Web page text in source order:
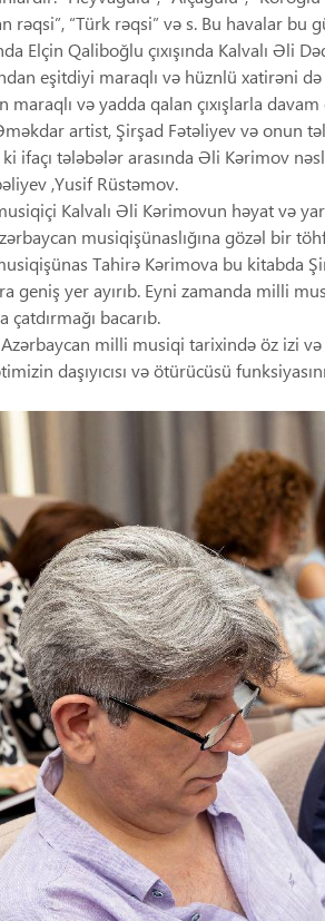
rəqsi”, “Türk rəqsi” və s. Bu havalar
Elçin Qaliboğlu çıxışında Kalvalı Əli
eşitdiyi maraqlı və hüznlü xatirəni də
maraqlı və yadda qalan çıxışlarla
artist, Şirşad Fətəliyev və onun
ifaçı tələbələr arasında Əli Kərimov
,Yusif Rüstəmov.
Kalvalı Əli Kərimovun həyat və
musiqişünaslığına gözəl bir
Tahirə Kərimova bu
geniş yer ayırıb. Eyni zamanda milli
çatdırmağı bacarıb.
Azərbaycan milli musiqi tarixində öz izi
daşıyıcısı və ötürücüsü